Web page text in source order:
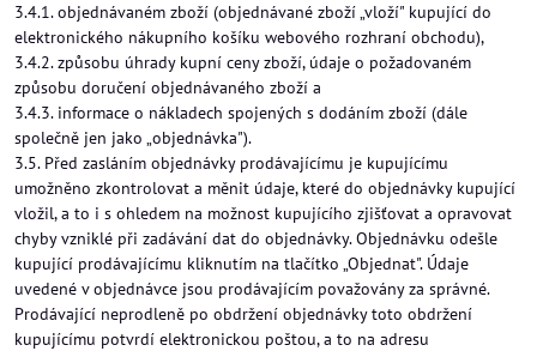
3.4.1. objednávaném zboží (objednávané zboží „vloží" kupující do
elektronického nákupního košíku webového rozhraní obchodu),
3.4.2. způsobu úhrady kupní ceny zboží, údaje o požadovaném
způsobu doručení objednávaného zboží a
3.4.3. informace o nákladech spojených s dodáním zboží (dále
společně jen jako „objednávka").
3.5. Před zasláním objednávky prodávajícímu je kupujícímu
umožněno zkontrolovat a měnit údaje, které do objednávky kupující
vložil, a to i s ohledem na možnost kupujícího zjišťovat a opravovat
chyby vzniklé při zadávání dat do objednávky. Objednávku odešle
kupující prodávajícímu kliknutím na tlačítko „Objednat". Údaje
uvedené v objednávce jsou prodávajícím považovány za správné.
Prodávající neprodleně po obdržení objednávky toto obdržení
kupujícímu potvrdí elektronickou poštou, a to na adresu